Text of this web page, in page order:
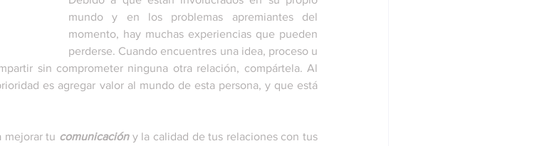
mundo y en los problemas apremiantes del
momento, hay muchas experiencias que pueden
perderse. Cuando encuentres una idea, proceso u
sin comprometer ninguna otra relación, compártela. Al
es agregar valor al mundo de esta persona, y que está
mejorar tu comunicación